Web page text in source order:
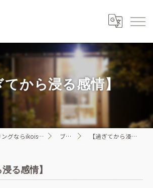
てから浸る感情】
松江でカウンセリングならikoisalon melo ブログ 【過ぎてから浸る感情】
る感情】